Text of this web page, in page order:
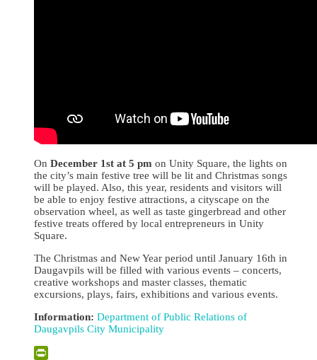
On December 1st at 5 pm on Unity Square, the lights on
the city’s main festive tree will be lit and Christmas songs
will be played. Also, this year, residents and visitors will
be able to enjoy festive attractions, a cityscape on the
observation wheel, as well as taste gingerbread and other
festive treats offered by local entrepreneurs in Unity
Square.
The Christmas and New Year period until January 16th in
Daugavpils will be filled with various events – concerts,
creative workshops and master classes, thematic
excursions, plays, fairs, exhibitions and various events.
Information: Department of Public Relations of
Daugavpils City Municipality